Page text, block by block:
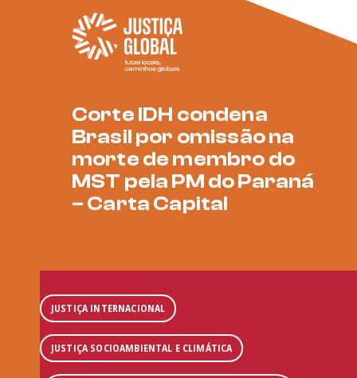
Corte IDH condena
Brasil por omissão na
morte de membro do
MST pela PM do Paraná
– Carta Capital
JUSTIÇA INTERNACIONAL
JUSTIÇA SOCIOAMBIENTAL E CLIMÁTICA